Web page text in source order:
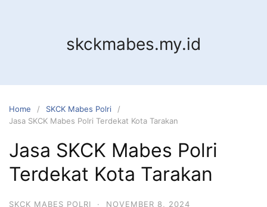
skckmabes.my.id
Home
SKCK Mabes Polri
Jasa SKCK Mabes Polri Terdekat Kota Tarakan
Jasa SKCK Mabes Polri
Terdekat Kota Tarakan
SKCK MABES POLRI · NOVEMBER 8, 2024